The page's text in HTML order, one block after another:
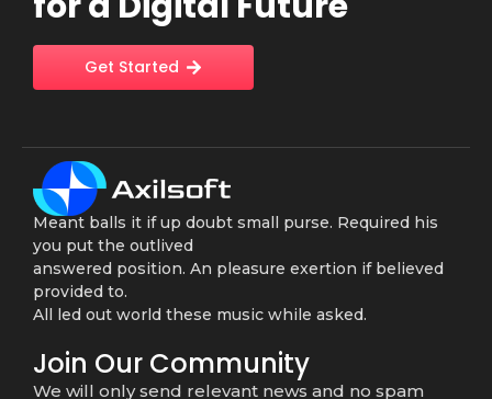
Get Started
Meant balls it if up doubt small purse. Required his
you put the outlived
answered position. An pleasure exertion if believed
provided to.
All led out world these music while asked.
Join Our Community
We will only send relevant news and no spam